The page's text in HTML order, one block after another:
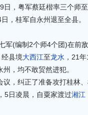
日，粤军蔡廷楷率三个师
，桂军自永州退至全县。
军(编制2个师4个团)在前
县境大西江至龙水 ，21
，均不敢贸然进犯。
，纠正了准备攻打桂林
5日凌晨，自粟家渡过湘江